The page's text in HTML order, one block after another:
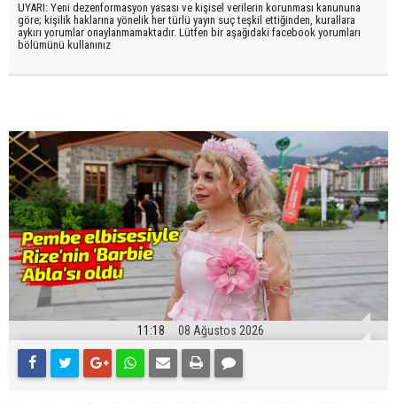
UYARI: Yeni dezenformasyon yasası ve kişisel verilerin korunması kanununa
göre; kişilik haklarına yönelik her türlü yayın suç teşkil ettiğinden, kurallara
aykırı yorumlar onaylanmamaktadır. Lütfen bir aşağıdaki facebook yorumları
bölümünü kullanınız
11:18 08 Ağustos 2026